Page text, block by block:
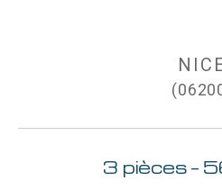
3 pièces -
AFFINER